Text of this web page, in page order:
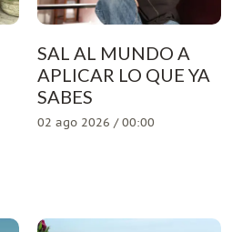
SAL AL MUNDO A
APLICAR LO QUE YA
SABES
02 ago 2026 / 00:00